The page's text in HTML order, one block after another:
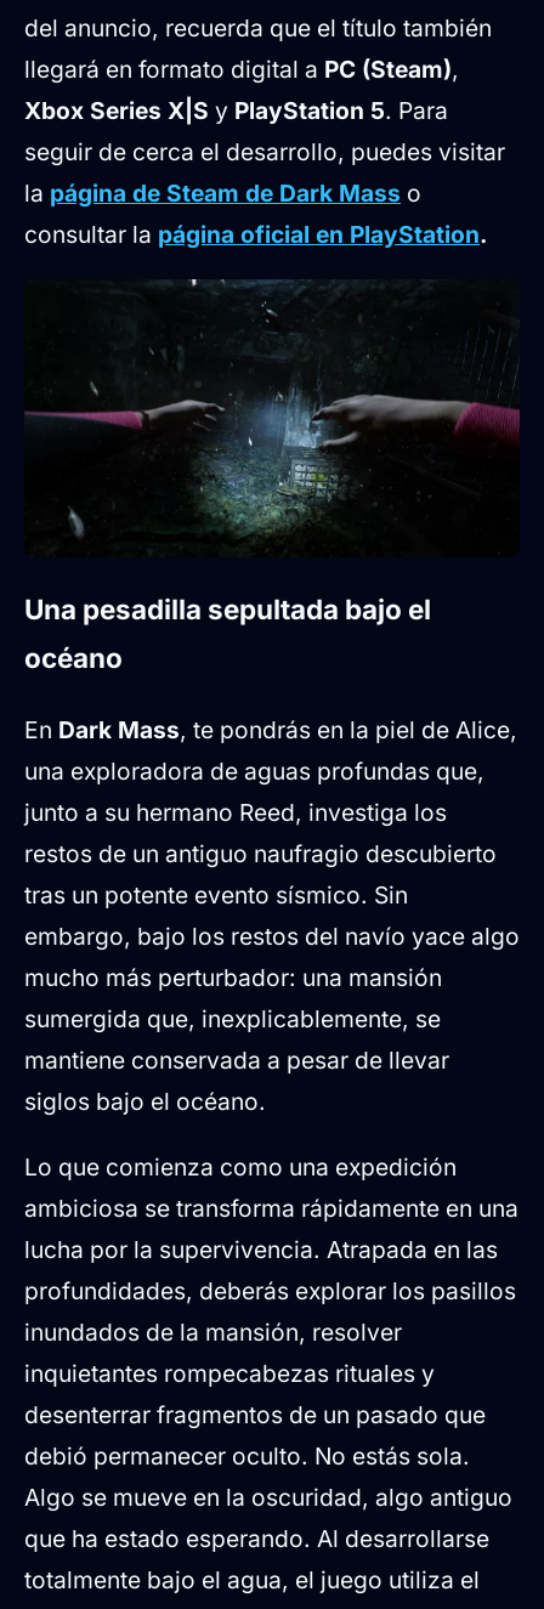
del anuncio, recuerda que el título también
llegará en formato digital a PC (Steam),
Xbox Series X|S y PlayStation 5. Para
seguir de cerca el desarrollo, puedes visitar
la página de Steam de Dark Mass o
consultar la página oficial en PlayStation.
Una pesadilla sepultada bajo el
océano
En Dark Mass, te pondrás en la piel de Alice,
una exploradora de aguas profundas que,
junto a su hermano Reed, investiga los
restos de un antiguo naufragio descubierto
tras un potente evento sísmico. Sin
embargo, bajo los restos del navío yace algo
mucho más perturbador: una mansión
sumergida que, inexplicablemente, se
mantiene conservada a pesar de llevar
siglos bajo el océano.
Lo que comienza como una expedición
ambiciosa se transforma rápidamente en una
lucha por la supervivencia. Atrapada en las
profundidades, deberás explorar los pasillos
inundados de la mansión, resolver
inquietantes rompecabezas rituales y
desenterrar fragmentos de un pasado que
debió permanecer oculto. No estás sola.
Algo se mueve en la oscuridad, algo antiguo
que ha estado esperando. Al desarrollarse
totalmente bajo el agua, el juego utiliza el